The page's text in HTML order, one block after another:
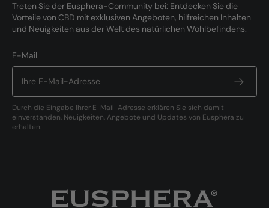
Treten Sie der Eusphera-Community bei: Entdecken Sie die
Vorteile von CBD mit exklusiven Angeboten, hilfreichen Inhalten
und Neuigkeiten aus der Welt des natürlichen Wohlbefindens.
E-Mail
Durch die Eingabe Ihrer E-Mail-Adresse erklären Sie sich damit
einverstanden, Neuigkeiten, Angebote und Updates von Eusphera zu
erhalten.